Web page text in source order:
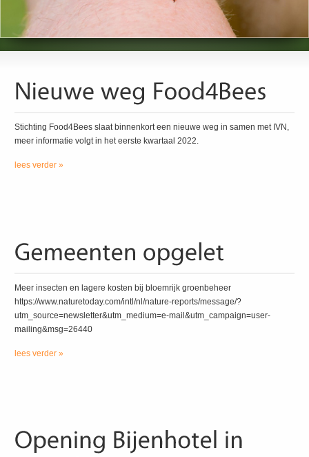
Stichting Food4Bees slaat binnenkort een nieuwe weg in samen met IVN,
meer informatie volgt in het eerste kwartaal 2022.
lees verder »
Meer insecten en lagere kosten bij bloemrijk groenbeheer
https://www.naturetoday.com/intl/nl/nature-reports/message/?
utm_source=newsletter&utm_medium=e-mail&utm_campaign=user-
mailing&msg=26440
lees verder »